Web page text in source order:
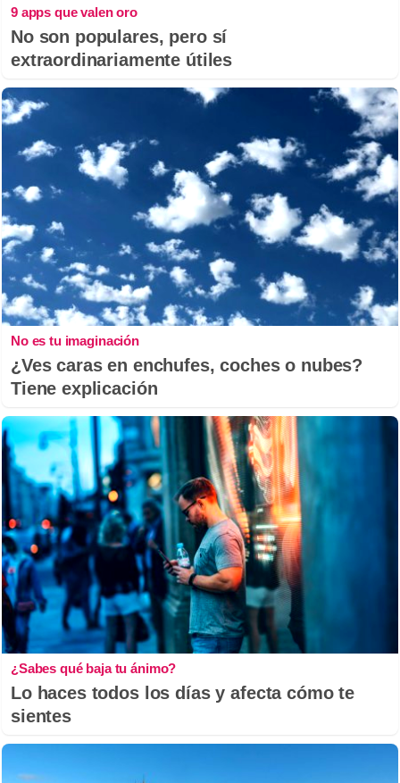
9 apps que valen oro
No son populares, pero sí
extraordinariamente útiles
No es tu imaginación
¿Ves caras en enchufes, coches o nubes?
Tiene explicación
¿Sabes qué baja tu ánimo?
Lo haces todos los días y afecta cómo te
sientes